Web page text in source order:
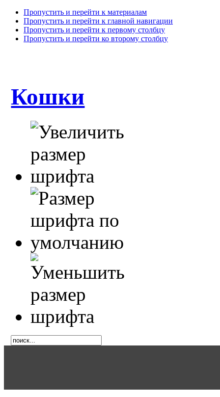
Пропустить и перейти к материалам
Пропустить и перейти к главной навигации
Пропустить и перейти к первому столбцу
Пропустить и перейти ко второму столбцу
Кошки